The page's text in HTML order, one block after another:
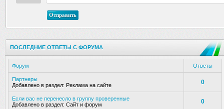
Отправить
ПОСЛЕДНИЕ ОТВЕТЫ С ФОРУМА
Форум Ответы
Партнеры
Добавлено в раздел: Реклама на сайте 0
Если вас не перенесло в группу проверенные
Добавлено в раздел: Сайт и форум 0